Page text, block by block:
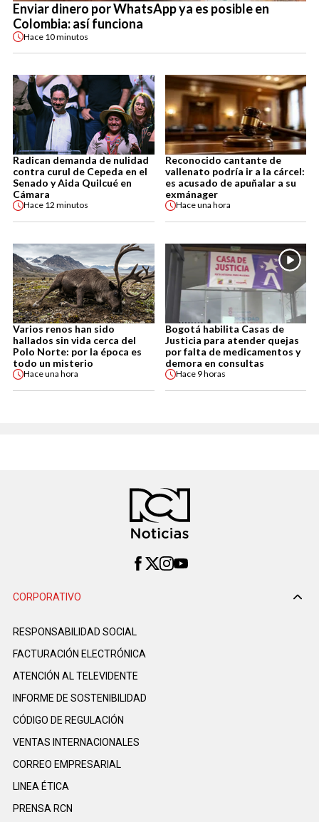
Enviar dinero por WhatsApp ya es posible en
Colombia: así funciona
Hace 10 minutos
Radican demanda de nulidad
contra curul de Cepeda en el
Senado y Aida Quilcué en
Cámara
Hace 12 minutos
Reconocido cantante de
vallenato podría ir a la cárcel:
es acusado de apuñalar a su
exmánager
Haceuna hora
Varios renos han sido
hallados sin vida cerca del
Polo Norte: por la época es
todo un misterio
Haceuna hora
Bogotá habilita Casas de
Justicia para atender quejas
por falta de medicamentos y
demora en consultas
Hace 9 horas
CORPORATIVO
RESPONSABILIDAD SOCIAL
FACTURACIÓN ELECTRÓNICA
ATENCIÓN AL TELEVIDENTE
INFORME DE SOSTENIBILIDAD
CÓDIGO DE REGULACIÓN
VENTAS INTERNACIONALES
CORREO EMPRESARIAL
LINEA ÉTICA
PRENSA RCN